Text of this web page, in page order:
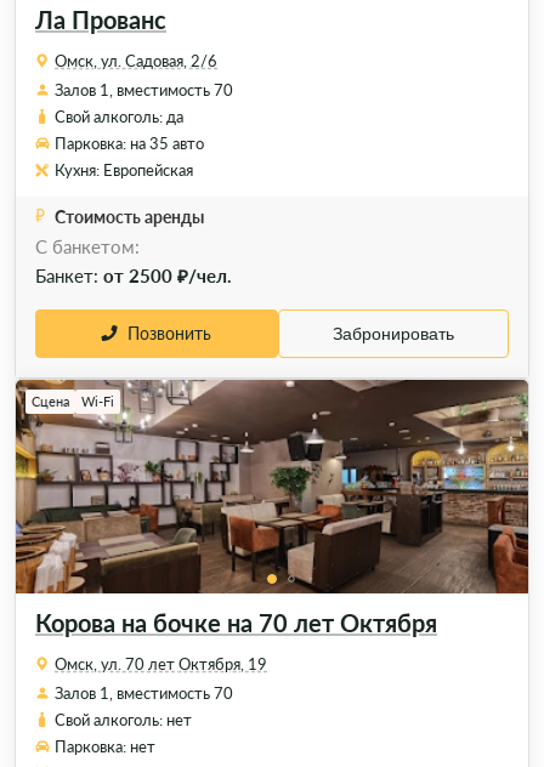
Ла Прованс
Омск, ул. Садовая, 2/6
Залов 1, вместимость 70
Свой алкоголь: да
Парковка: на 35 авто
Кухня: Европейская
Стоимость аренды
C банкетом:
Банкет: от 2500 ₽/чел.
Позвонить Забронировать
Корова на бочке на 70 лет Октября
Сцена Wi-Fi
Омск, ул. 70 лет Октября, 19
Залов 1, вместимость 70
Свой алкоголь: нет
Парковка: нет